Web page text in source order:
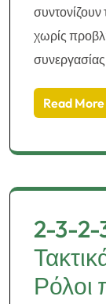
συντονίζουν
χωρίς
Read More
2-3-2-
Ρόλοι